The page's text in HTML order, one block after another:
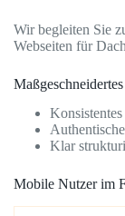
Wir begleiten Sie
Webseiten für
Klar
Mobile Nutzer im